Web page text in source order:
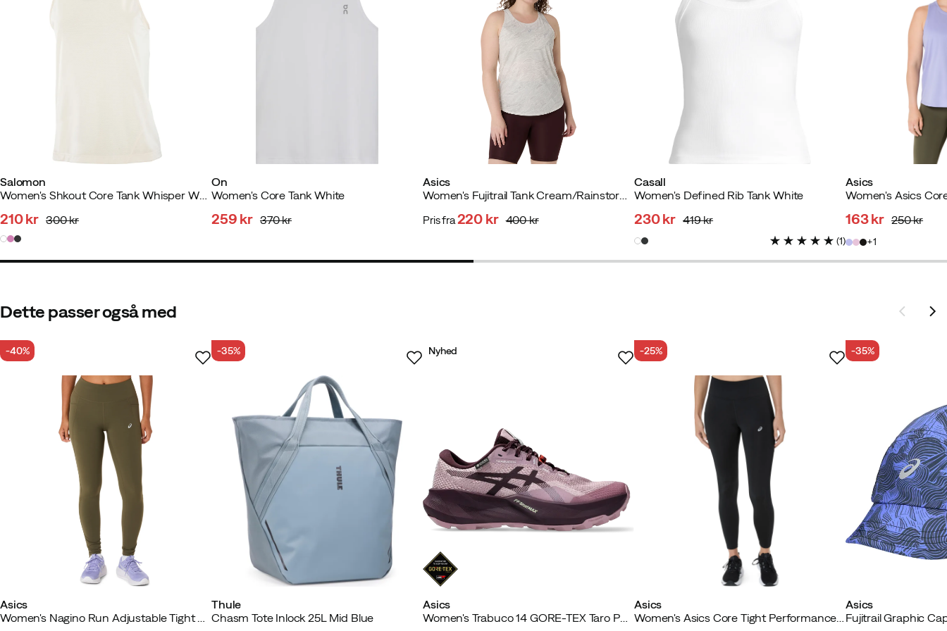
Salomon
Women's Shkout Core Tank Whisper White
discounted
210 kr
original
300 kr
On
Women's Core Tank White
259 kr 370 kr
Asics
Women's Fujitrail Tank Cream/Rainstorm Grey
Pris fra220 kr 400 kr
Casall
Women's Defined Rib Tank White
discounted
price
230 kr
original
price
419 kr
(1)
Asics
Women's Asics
price
163 kr
price
250 kr
1
Dette passer også med
Asics
Women's Nagino Run Adjustable Tight Dark Olive
-40%
Thule
Chasm Tote Inlock 25L Mid Blue
-35%
Asics
Women's Trabuco 14 GORE-TEX Taro Purple/dark Aubergine
Nyhed
Asics
Women's Asics Core Tight Performance Black
-25%
Asics
-35%